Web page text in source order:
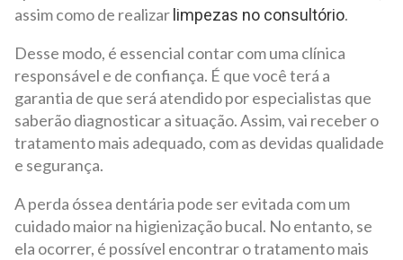
assim como de realizar limpezas no consultório.
Desse modo, é essencial contar com uma clínica
responsável e de confiança. É que você terá a
garantia de que será atendido por especialistas que
saberão diagnosticar a situação. Assim, vai receber o
tratamento mais adequado, com as devidas qualidade
e segurança.
A perda óssea dentária pode ser evitada com um
cuidado maior na higienização bucal. No entanto, se
ela ocorrer, é possível encontrar o tratamento mais